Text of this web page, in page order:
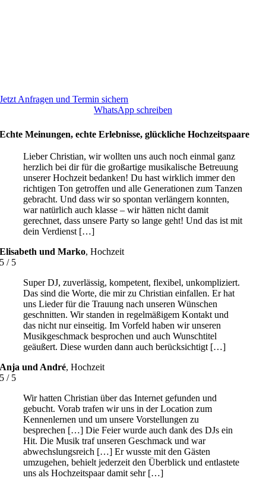
Jetzt Anfragen und Termin sichern
WhatsApp schreiben
Echte Meinungen, echte Erlebnisse, glückliche Hochzeitspaare
Lieber Christian, wir wollten uns auch noch einmal ganz
herzlich bei dir für die großartige musikalische Betreuung
unserer Hochzeit bedanken! Du hast wirklich immer den
richtigen Ton getroffen und alle Generationen zum Tanzen
gebracht. Und dass wir so spontan verlängern konnten,
war natürlich auch klasse – wir hätten nicht damit
gerechnet, dass unsere Party so lange geht! Und das ist mit
dein Verdienst […]
Elisabeth und Marko,Hochzeit
5 / 5
Super DJ, zuverlässig, kompetent, flexibel, unkompliziert.
Das sind die Worte, die mir zu Christian einfallen. Er hat
uns Lieder für die Trauung nach unseren Wünschen
geschnitten. Wir standen in regelmäßigem Kontakt und
das nicht nur einseitig. Im Vorfeld haben wir unseren
Musikgeschmack besprochen und auch Wunschtitel
geäußert. Diese wurden dann auch berücksichtigt […]
Anja und André,Hochzeit
5 / 5
Wir hatten Christian über das Internet gefunden und
gebucht. Vorab trafen wir uns in der Location zum
Kennenlernen und um unsere Vorstellungen zu
besprechen […] Die Feier wurde auch dank des DJs ein
Hit. Die Musik traf unseren Geschmack und war
abwechslungsreich […] Er wusste mit den Gästen
umzugehen, behielt jederzeit den Überblick und entlastete
uns als Hochzeitspaar damit sehr […]